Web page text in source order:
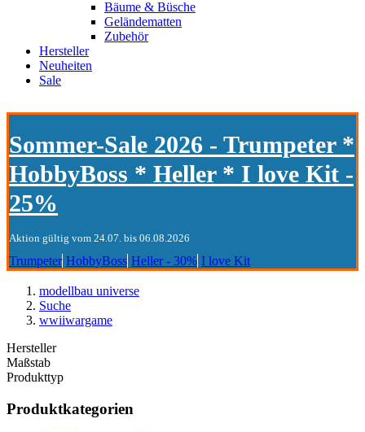
Bäume & Büsche
Geländematten
Zubehör
Hersteller
Neuheiten
Sale
Sommer-Sale 2026 - Trumpeter *
HobbyBoss * Heller * I love Kit -
25%
Aktion gültig vom 24.07. bis 06.08.2026
Trumpeter HobbyBoss Heller - 30% I love Kit
modellbau universe
Suche
wwiiwargame
Hersteller
Maßstab
Produkttyp
Produktkategorien